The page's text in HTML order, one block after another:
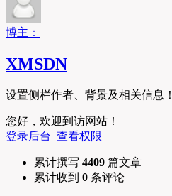
博主：
XMSDN
设置侧栏作者、背景及相关信息！
您好，欢迎到访网站！
登录后台 查看权限
累计撰写 4409 篇文章
累计收到 0 条评论